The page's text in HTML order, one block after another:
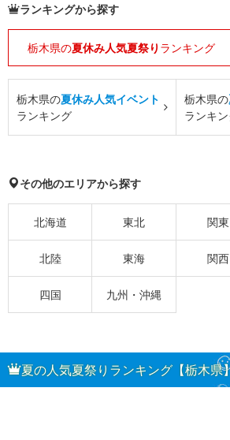
ランキングから探す
栃木県の夏休み人気夏祭り ランキング
栃木県の夏休み人気イベント
ランキング
栃木県の
ランキ
その他のエリアから探す
北海道 東北 関東
北陸 東海 関西
四国 九州・沖縄
夏の人気夏祭りランキング【栃木県